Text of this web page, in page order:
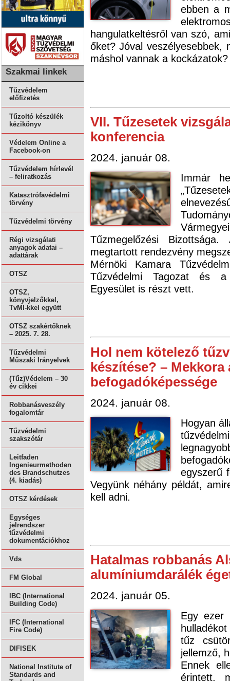
Szakmai linkek
Tűzvédelem
előfizetés
Tűzoltó készülék
kézikönyv
Védelem Online a
Facebook-on
Tűzvédelem hírlevél
– feliratkozás
Katasztrófavédelmi
törvény
Tűzvédelmi törvény
Régi vizsgálati
anyagok adatai –
adattárak
OTSZ
OTSZ,
könyvjelzőkkel,
TvMI-kkel együtt
OTSZ szakértőknek
– 2025. 7. 28.
Tűzvédelmi
Műszaki Irányelvek
(Tűz)Védelem – 30
év cikkei
Robbanásveszély
fogalomtár
Tűzvédelmi
szakszótár
Leitfaden
Ingenieurmethoden
des Brandschutzes
(4. kiadás)
OTSZ kérdések
Egységes
jelrendszer
tűzvédelmi
dokumentációkhoz
Vds
FM Global
IBC (International
Building Code)
IFC (International
Fire Code)
DIFISEK
National Institute of
Standards and
ebben a
hangulatkeltésről van szó,
őket? Jóval veszélyesebbek,
máshol vannak a kockázatok?
VII. Tűzesetek
konferencia
2024. január 08.
Immár
Tűzmegelőzési
megtartott rendezvény
Mérnöki Kamara
Tűzvédelmi Tagozat és a
Egyesület is részt vett.
Hol nem kötelező
készítése? –
befogadóképessége
2024. január 08.
Hogyan
egyszerű
Vegyünk néhány példát,
kell adni.
Hatalmas robbanás
alumíniumdarálék
2024. január 05.
Egy ezer
tűz
jellemző,
Ennek
érintett,